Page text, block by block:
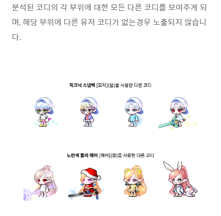
분석된 코디의 각 부위에 대한 모든 다른 코디를 보여주게 되
며, 해당 부위에 다른 유저 코디가 없는경우 노출되지 않습니
다.